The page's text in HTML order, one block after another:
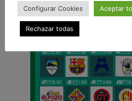
Configurar Cookies Aceptar
Rechazar todas